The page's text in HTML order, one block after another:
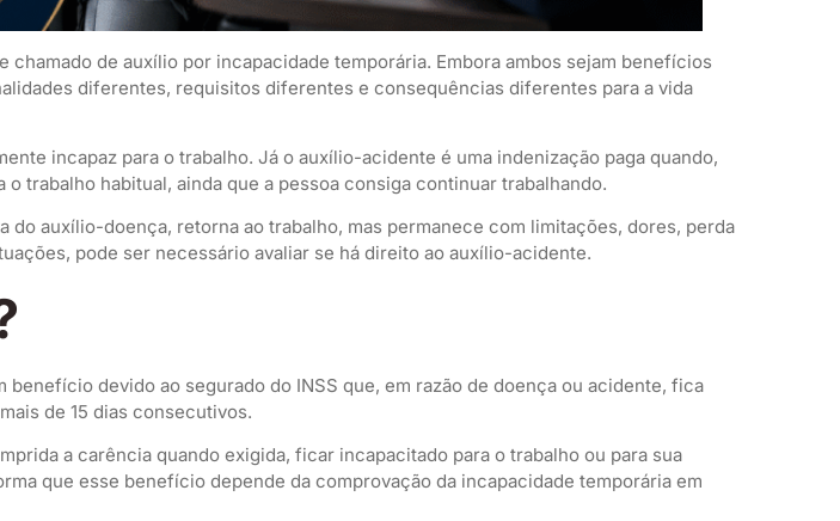
de auxílio por incapacidade temporária. Embora ambos sejam benefícios
diferentes, requisitos diferentes e consequências diferentes para a vida
incapaz para o trabalho. Já o auxílio-acidente é uma indenização paga quando,
trabalho habitual, ainda que a pessoa consiga continuar trabalhando.
auxílio-doença, retorna ao trabalho, mas permanece com limitações, dores, perda
pode ser necessário avaliar se há direito ao auxílio-acidente.
benefício devido ao segurado do INSS que, em razão de doença ou acidente, fica
de 15 dias consecutivos.
a carência quando exigida, ficar incapacitado para o trabalho ou para sua
que esse benefício depende da comprovação da incapacidade temporária em